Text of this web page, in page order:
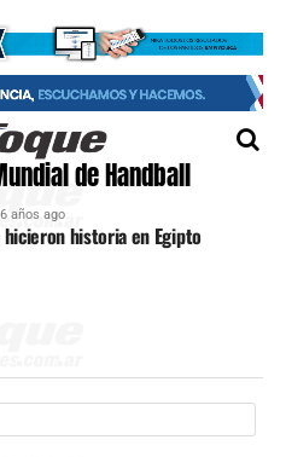
de Handball
6 años ago
hicieron historia en Egipto